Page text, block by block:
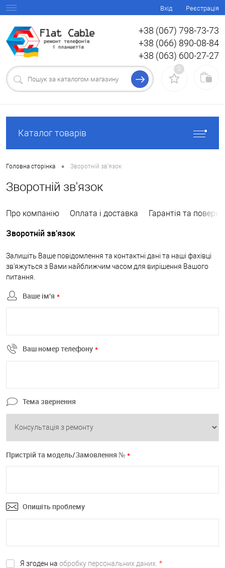
Вхід Реєстрація
+38 (067) 798-73-73
+38 (066) 890-08-84
+38 (063) 600-27-27
0
Каталог товарів
Головна сторінка • Зворотній зв'язок
Зворотній зв'язок
Про компанію Оплата і доставка Гарантія та
Зворотній зв'язок
Залишіть Ваше повідомлення та контактні дані та наші фахівці
зв'яжуться з Вами найближчим часом для вирішення Вашого
питання.
Ваше ім'я *
Ваш номер телефону *
Тема звернення
Пристрій та модель/Замовлення № *
Опишіть проблему
Я згоден на обробку персональних даних. *